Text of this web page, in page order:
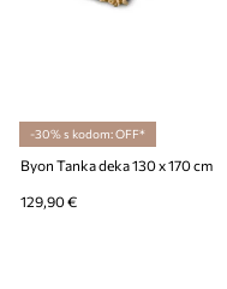
-30% s kodom: OFF*
Byon Tanka deka 130 x 170 cm
129,90 €